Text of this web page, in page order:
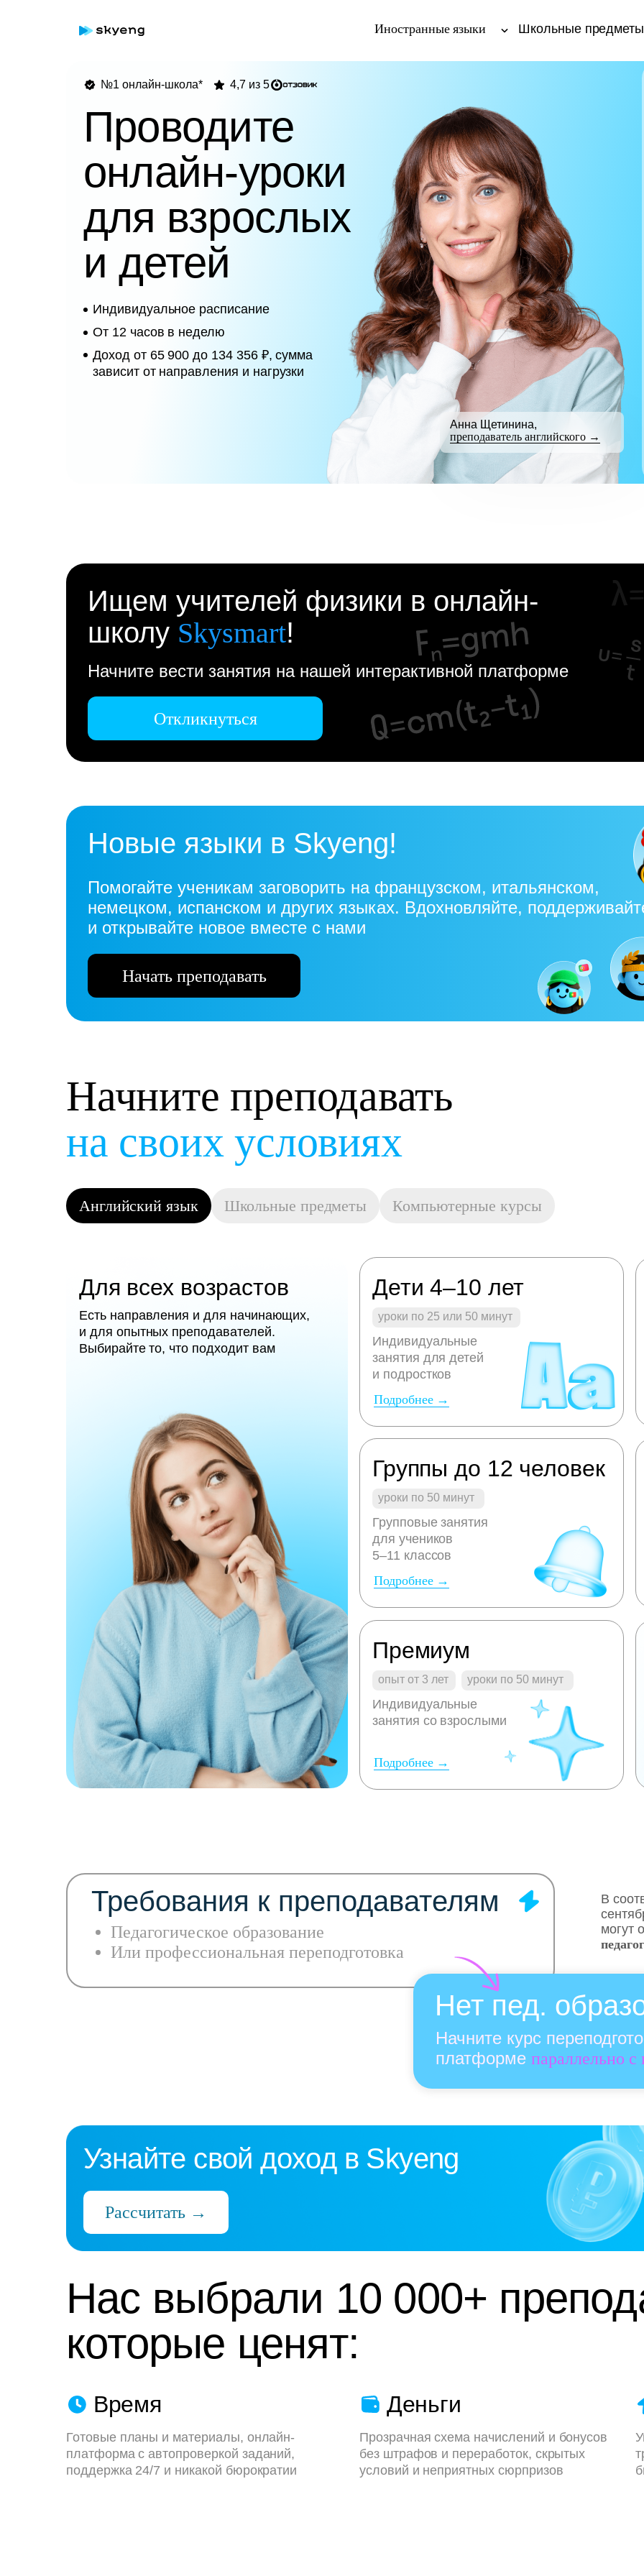
Иностранные языки Школьные предметы
№1 онлайн-школа*
Индивидуальное расписание
От 12 часов в неделю
Доход от 65 900 до 134 356 ₽, сумма
зависит от направления и нагрузки
4,7 из 5
Проводите
онлайн-уроки
для взрослых
и детей
Анна Щетинина,
преподаватель английского →
Ищем учителей физики в онлайн-
школу Skysmart!
Начните вести занятия на нашей интерактивной платформе
Откликнуться
Новые языки в Skyeng!
Помогайте ученикам заговорить на французском, итальянском,
немецком, испанском и других языках. Вдохновляйте,
и открывайте новое вместе с нами
Начать преподавать
Начните преподавать
на своих условиях
Английский язык Школьные предметы Компьютерные курсы
Для всех возрастов
Есть направления и для начинающих,
и для опытных преподавателей.
Выбирайте то, что подходит вам
Дети 4–10 лет
уроки по 25 или 50 минут
Индивидуальные
занятия для детей
и подростков
Подробнее →
Групповые занятия
для учеников
5–11 классов
уроки по 50 минут
Группы до 12 человек
Подробнее →
Премиум
опыт от 3 лет уроки по 50 минут
Индивидуальные
занятия со взрослыми
Подробнее →
Педагогическое образование
Или профессиональная переподготовка
В
могут
Начните курс
платформе параллельно с
Требования к преподавателям
Нет пед.
Узнайте свой доход в Skyeng
Рассчитать →
Нас выбрали 10 000+
которые ценят:
Время
Готовые планы и материалы, онлайн-
платформа с автопроверкой заданий,
поддержка 24/7 и никакой бюрократии
Деньги
Прозрачная схема начислений и бонусов
без штрафов и переработок, скрытых
условий и неприятных сюрпризов